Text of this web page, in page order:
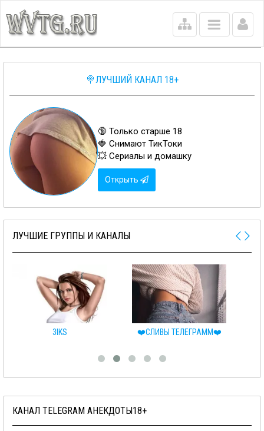
Main
menu
🍭ЛУЧШИЙ КАНАЛ 18+
🔞 Только старше 18
🍓 Снимают ТикТоки
💥 Сериалы и домашку
Открыть
ЛУЧШИЕ ГРУППЫ И КАНАЛЫ
3IKS ❤️СЛИВЫ ТЕЛЕГРАММ❤️
КАНАЛ TELEGRAM АНЕКДОТЫ18+